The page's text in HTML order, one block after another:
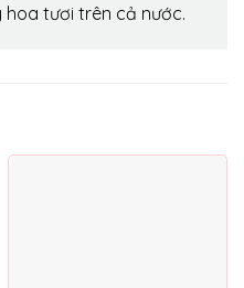
tươi trên cả nước.